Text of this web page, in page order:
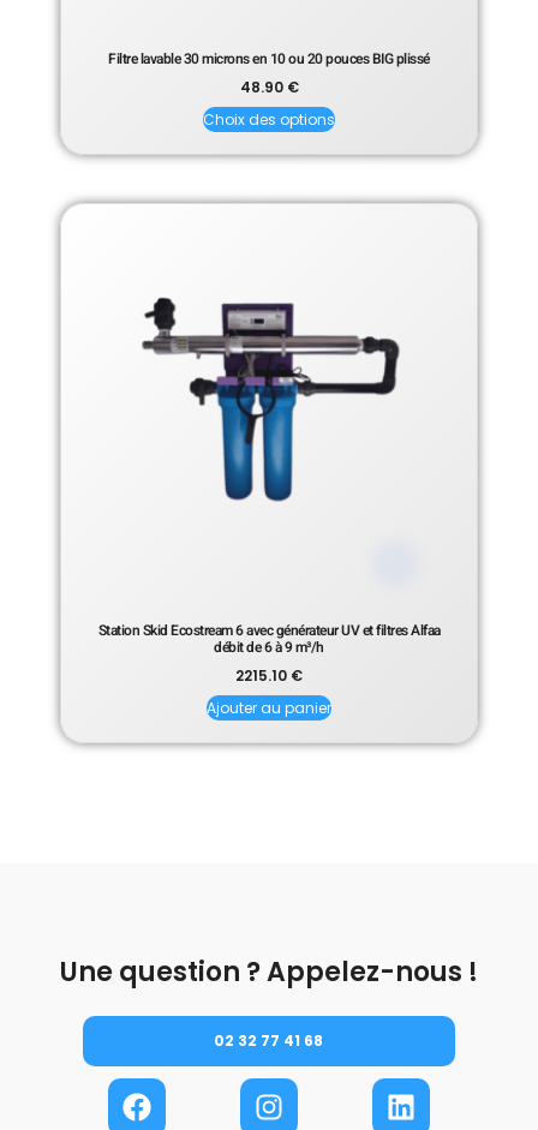
Filtre lavable 30 microns en 10 ou 20 pouces BIG plissé
48.90 €
Choix des options
Station Skid Ecostream 6 avec générateur UV et filtres Alfaa
débit de 6 à 9 m³/h
2215.10 €
Ajouter au panier
Une question ? Appelez-nous !
02 32 77 41 68